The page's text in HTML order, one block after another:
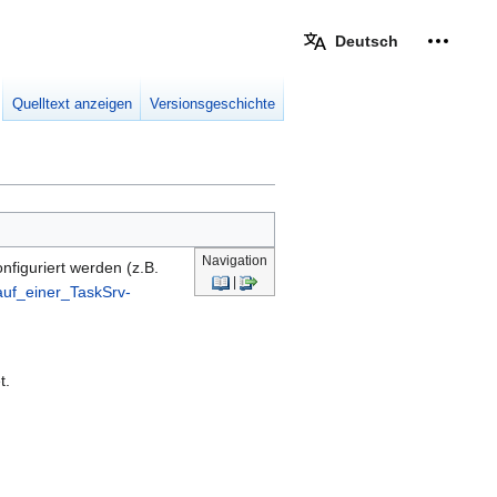
Deutsch
Quelltext anzeigen Versionsgeschichte
Navigation
werden (z.B.